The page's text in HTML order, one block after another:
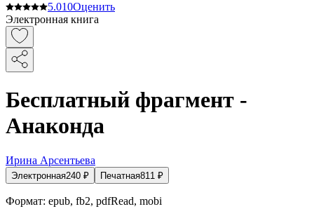
5.010Оценить
Электронная книга
Бесплатный фрагмент -
Анаконда
Ирина Арсентьева
Электронная240 ₽ Печатная811 ₽
Формат: epub, fb2, pdfRead, mobi